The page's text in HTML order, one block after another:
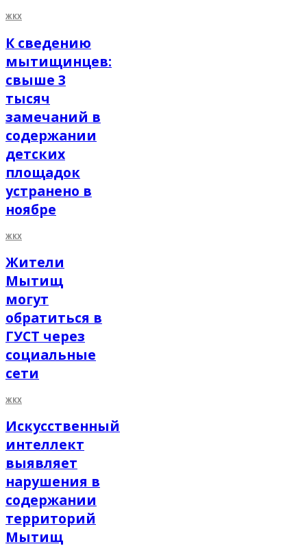
ЖКХ
К сведению
мытищинцев:
свыше 3
тысяч
замечаний в
содержании
детских
площадок
устранено в
ноябре
ЖКХ
Жители
Мытищ
могут
обратиться в
ГУСТ через
социальные
сети
ЖКХ
Искусственный
интеллект
выявляет
нарушения в
содержании
территорий
Мытищ